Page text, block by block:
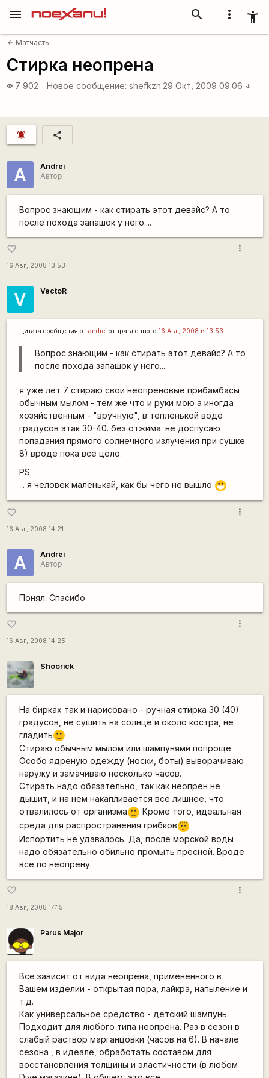
more_vert accessibility_new
search
menu
arrow_back Матчасть
Стирка неопрена
visibility 7 902 Новое сообщение: shefkzn 29 Окт, 2009 09:06 arrow_downward
notifications_active share
A
Andrei
Автор
Вопрос знающим - как стирать этот девайс? А то
после похода запашок у него....
favorite_border
16 Авг, 2008 13:53
more_vert
V VectoR
Цитата сообщения от andrei отправленного 16 Авг, 2008 в 13:53
Вопрос знающим - как стирать этот девайс? А то
после похода запашок у него....
я уже лет 7 стираю свои неопреновые прибамбасы
обычным мылом - тем же что и руки мою а иногда
хозяйственным - "вручную", в тепленькой воде
градусов этак 30-40. без отжима. не доспусаю
попадания прямого солнечного излучения при сушке
8) вроде пока все цело.
PS
... я человек маленькай, как бы чего не вышло :D
favorite_border
16 Авг, 2008 14:21
more_vert
A
Andrei
Автор
Понял. Спасибо
favorite_border
16 Авг, 2008 14:25
more_vert
Shoorick
На бирках так и нарисовано - ручная стирка 30 (40)
градусов, не сушить на солнце и около костра, не
гладить :)
Стираю обычным мылом или шампунями попроще.
Особо ядреную одежду (носки, боты) выворачиваю
наружу и замачиваю несколько часов.
Стирать надо обязательно, так как неопрен не
дышит, и на нем накапливается все лишнее, что
отвалилось от организма :)
Кроме того, идеальная
среда для распространения грибков :-/
Испортить не удавалось. Да, после морской воды
надо обязательно обильно промыть пресной. Вроде
все по неопрену.
favorite_border
18 Авг, 2008 17:15
more_vert
Parus Major
Все зависит от вида неопрена, примененного в
Вашем изделии - открытая пора, лайкра, напыление и
т.д.
Как универсальное средство - детский шампунь.
Подходит для любого типа неопрена. Раз в сезон в
слабый раствор марганцовки (часов на 6). В начале
сезона , в идеале, обработать составом для
восстановления толщины и эластичности (в любом